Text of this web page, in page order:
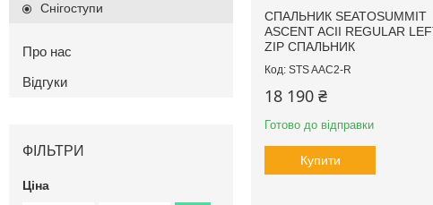
СПАЛЬНИК SEATOSUMMIT
ASCENT ACII REGULAR
ZIP СПАЛЬНИК
STS AAC2-R
18 190 ₴
Готово до відправки
Купити
Снігоступи
Про нас
Відгуки
ФІЛЬТРИ
Ціна